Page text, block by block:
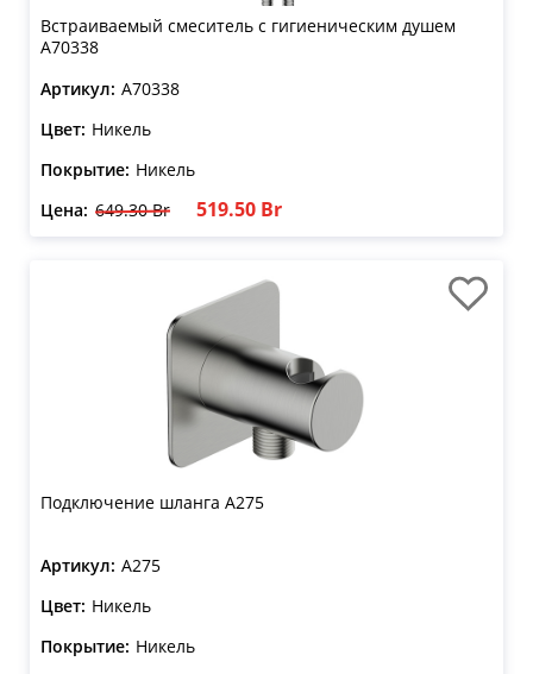
Встраиваемый смеситель с гигиеническим душем
A70338
Артикул: A70338
Цвет: Никель
Покрытие: Никель
Цена: 649.30 Br 519.50 Br
Подключение шланга A275
Артикул: A275
Цвет: Никель
Покрытие: Никель